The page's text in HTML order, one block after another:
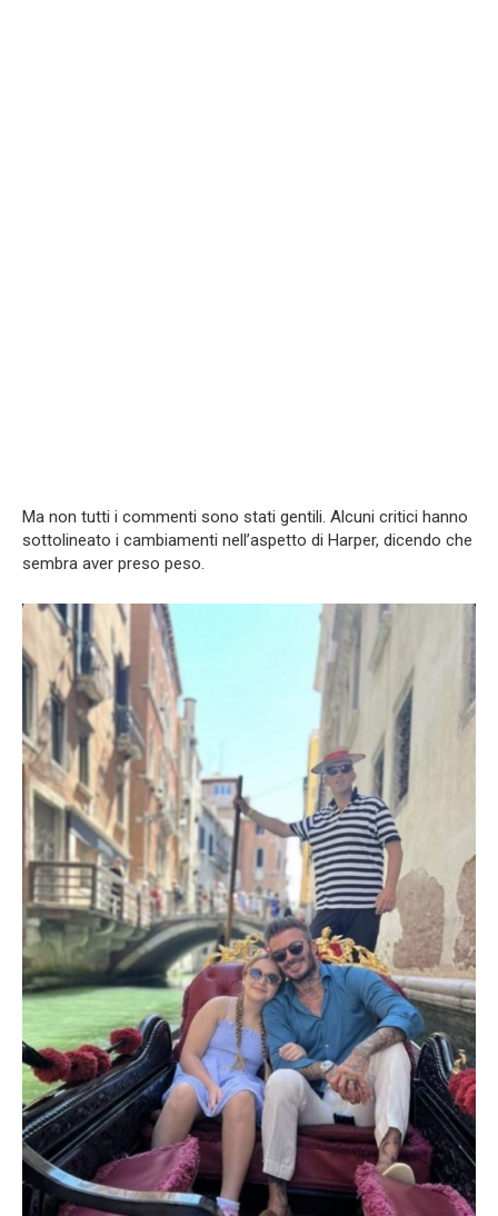
Ma non tutti i commenti sono stati gentili. Alcuni critici hanno
sottolineato i cambiamenti nell’aspetto di Harper, dicendo che
sembra aver preso peso.